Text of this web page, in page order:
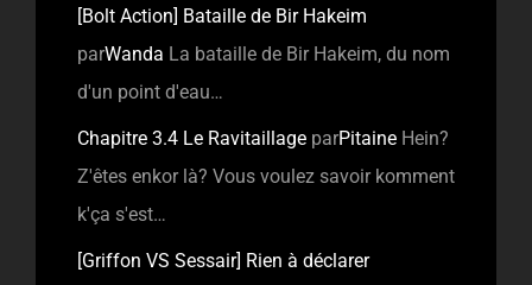
[Bolt Action] Bataille de Bir Hakeim
parWanda La bataille de Bir Hakeim, du nom
d'un point d'eau…
Chapitre 3.4 Le Ravitaillage parPitaine Hein?
Z'êtes enkor là? Vous voulez savoir komment
k'ça s'est…
[Griffon VS Sessair] Rien à déclarer